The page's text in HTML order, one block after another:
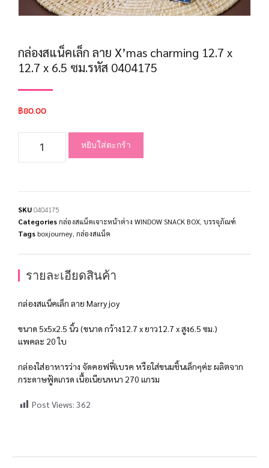
กล่องสแน็คเล็ก ลาย X’mas charming 12.7 x
12.7 x 6.5 ซม.รหัส 0404175
฿80.00
หยิบใส่ตะกร้า
SKU0404175
Categoriesกล่องสแน็คเจาะหน้าต่าง WINDOW SNACK BOX บรรจุภัณฑ์
Tags boxjourney กล่องสแน็ค
รายละเอียดสินค้า
กล่องสแน็คเล็ก ลาย Marry joy
ขนาด 5x5x2.5 นิ้ว (ขนาด กว้าง12.7 x ยาว12.7 x สูง6.5 ซม.)
แพคละ 20 ใบ
กล่องใส่อาหารว่าง จัดคอฟฟี่เบรค หรือใส่ขนมชิ้นเล็กๆค่ะ ผลิตจาก
กระดาษฟู้ดเกรด เนื้อเนียนหนา 270 แกรม
Post Views: 362